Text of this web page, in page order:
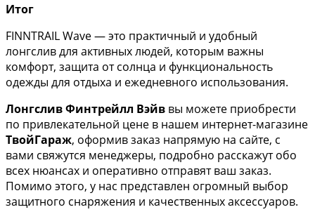
Итог
FINNTRAIL Wave — это практичный и удобный
лонгслив для активных людей, которым важны
комфорт, защита от солнца и функциональность
одежды для отдыха и ежедневного использования.
Лонгслив Финтрейлл Вэйв вы можете приобрести
по привлекательной цене в нашем интернет-магазине
ТвойГараж, оформив заказ напрямую на сайте, с
вами свяжутся менеджеры, подробно расскажут обо
всех нюансах и оперативно отправят ваш заказ.
Помимо этого, у нас представлен огромный выбор
защитного снаряжения и качественных аксессуаров.